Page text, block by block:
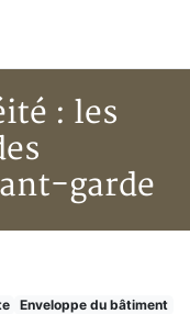
: les
garde
: les
Enveloppe du bâtiment